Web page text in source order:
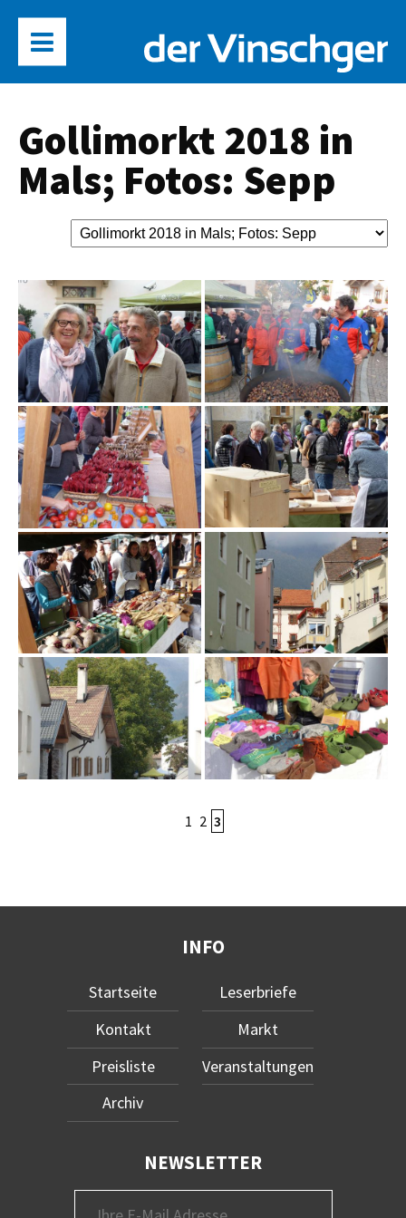
Gollimorkt 2018 in
Mals; Fotos: Sepp
1 2 3
INFO
Startseite
Kontakt
Preisliste
Archiv
Leserbriefe
Markt
Veranstaltungen
NEWSLETTER